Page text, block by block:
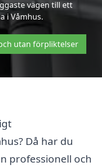
vägen till ett
i Våmhus.
utan förpliktelser
Då har du
professionell och